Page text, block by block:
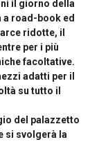
il giorno della
road-book ed
ridotte, il
per i più
facoltative.
adatti per il
su tutto il
del palazzetto
si svolgerà la